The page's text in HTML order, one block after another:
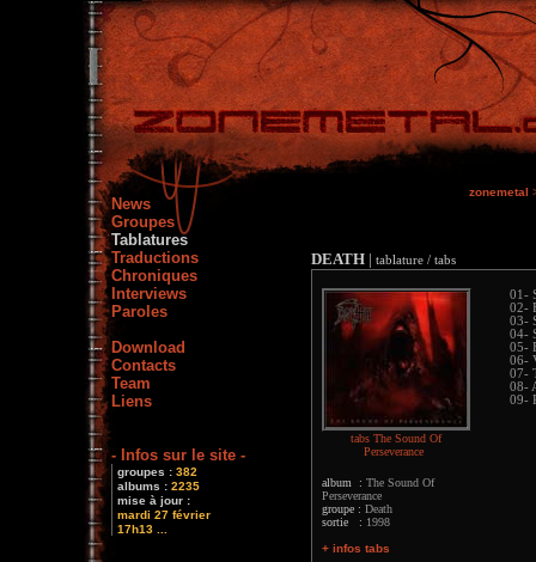
News
Groupes
Tablatures
Traductions
Chroniques
Interviews
Paroles
Download
Contacts
Team
Liens
- Infos sur le site -
groupes : 382
albums : 2235
mise à jour :
mardi 27 février
17h13 ...
zonemetal
DEATH | tablature / tabs
tabs The Sound Of
Perseverance
album : The Sound Of
Perseverance
groupe : Death
sortie : 1998
+ infos tabs
01-
02-
03-
04-
05-
06-
07-
08-
09-